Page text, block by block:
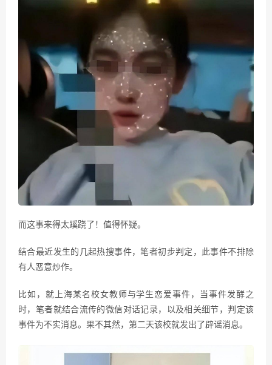
而这事来得太蹊跷了！值得怀疑。
结合最近发生的几起热搜事件，笔者初步判定，此事件不排除
有人恶意炒作。
比如，就上海某名校女教师与学生恋爱事件，当事件发酵之
时，笔者就结合流传的微信对话记录，以及相关细节，判定该
事件为不实消息。果不其然，第二天该校就发出了辟谣消息。